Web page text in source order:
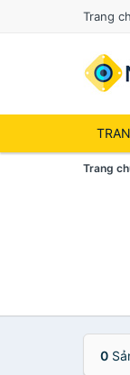
Trang
Trang
0